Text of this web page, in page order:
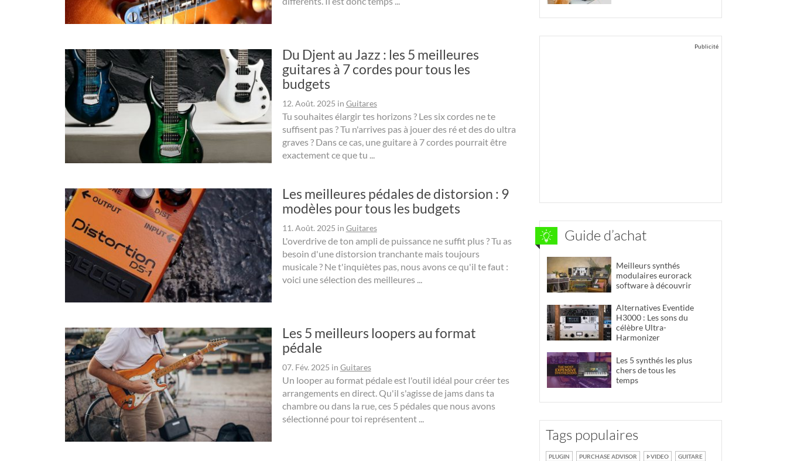
Du Djent au Jazz : les 5 meilleures
guitares à 7 cordes pour tous les
budgets
12. Août. 2025 in Guitares
Tu souhaites élargir tes horizons ? Les six cordes ne te
suffisent pas ? Tu n'arrives pas à jouer des ré et des do ultra
graves ? Dans ce cas, une guitare à 7 cordes pourrait être
exactement ce que tu ...
Les meilleures pédales de distorsion : 9
modèles pour tous les budgets
11. Août. 2025 in Guitares
L'overdrive de ton ampli de puissance ne suffit plus ? Tu as
besoin d'une distorsion tranchante mais toujours
musicale ? Ne t'inquiètes pas, nous avons ce qu'il te faut :
voici une sélection des meilleures ...
Les 5 meilleurs loopers au format
pédale
07. Fév. 2025 in Guitares
Un looper au format pédale est l'outil idéal pour créer tes
arrangements en direct. Qu'il s'agisse de jams dans ta
chambre ou dans la rue, ces 5 pédales que nous avons
sélectionné pour toi représentent ...
Publicité
Guide d’achat
Meilleurs synthés
modulaires eurorack
software à découvrir
Alternatives Eventide
H3000 : Les sons du
célèbre Ultra-
Harmonizer
Les 5 synthés les plus
chers de tous les
temps
Tags populaires
PLUGIN PURCHASE ADVISOR VIDEO
GUITARE